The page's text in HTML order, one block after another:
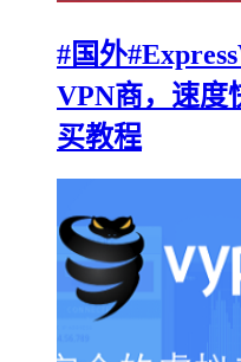
#国外
VPN商，速度
买教程